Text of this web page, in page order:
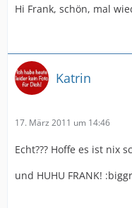
Hi Frank, schön, mal
Katrin
17. März 2011 um 14:46
Echt??? Hoffe es ist nix
und HUHU FRANK!